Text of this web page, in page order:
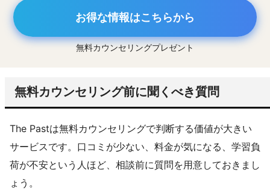
お得な情報はこちらから
無料カウンセリングプレゼント
無料カウンセリング前に聞くべき質問
The Pastは無料カウンセリングで判断する価値が大きい
サービスです。口コミが少ない、料金が気になる、学習負
荷が不安という人ほど、相談前に質問を用意しておきまし
ょう。